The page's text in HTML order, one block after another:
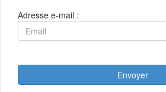
Adresse e-mail :
Envoyer